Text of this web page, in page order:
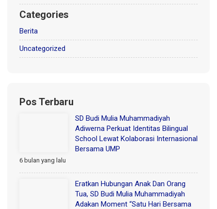
Categories
Berita
Uncategorized
Pos Terbaru
SD Budi Mulia Muhammadiyah
Adiwerna Perkuat Identitas Bilingual
School Lewat Kolaborasi Internasional
Bersama UMP
6 bulan yang lalu
Eratkan Hubungan Anak Dan Orang
Tua, SD Budi Mulia Muhammadiyah
Adakan Moment “Satu Hari Bersama